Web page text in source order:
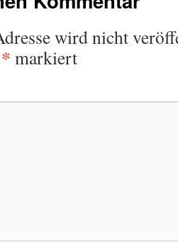
wird nicht
* markiert